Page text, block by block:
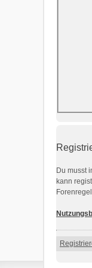
Du musst
kann